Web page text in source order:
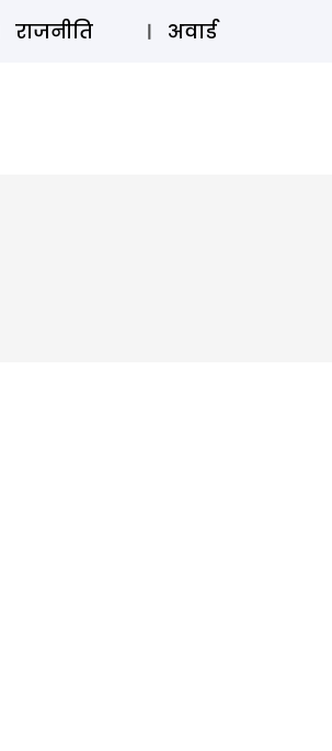
⚲ SUBSCRIBE
राजनीति अवार्ड